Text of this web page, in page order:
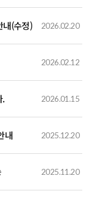
내(수정) 2026.02.20
2026.02.12
. 2026.01.15
내 2025.12.20
2025.11.20